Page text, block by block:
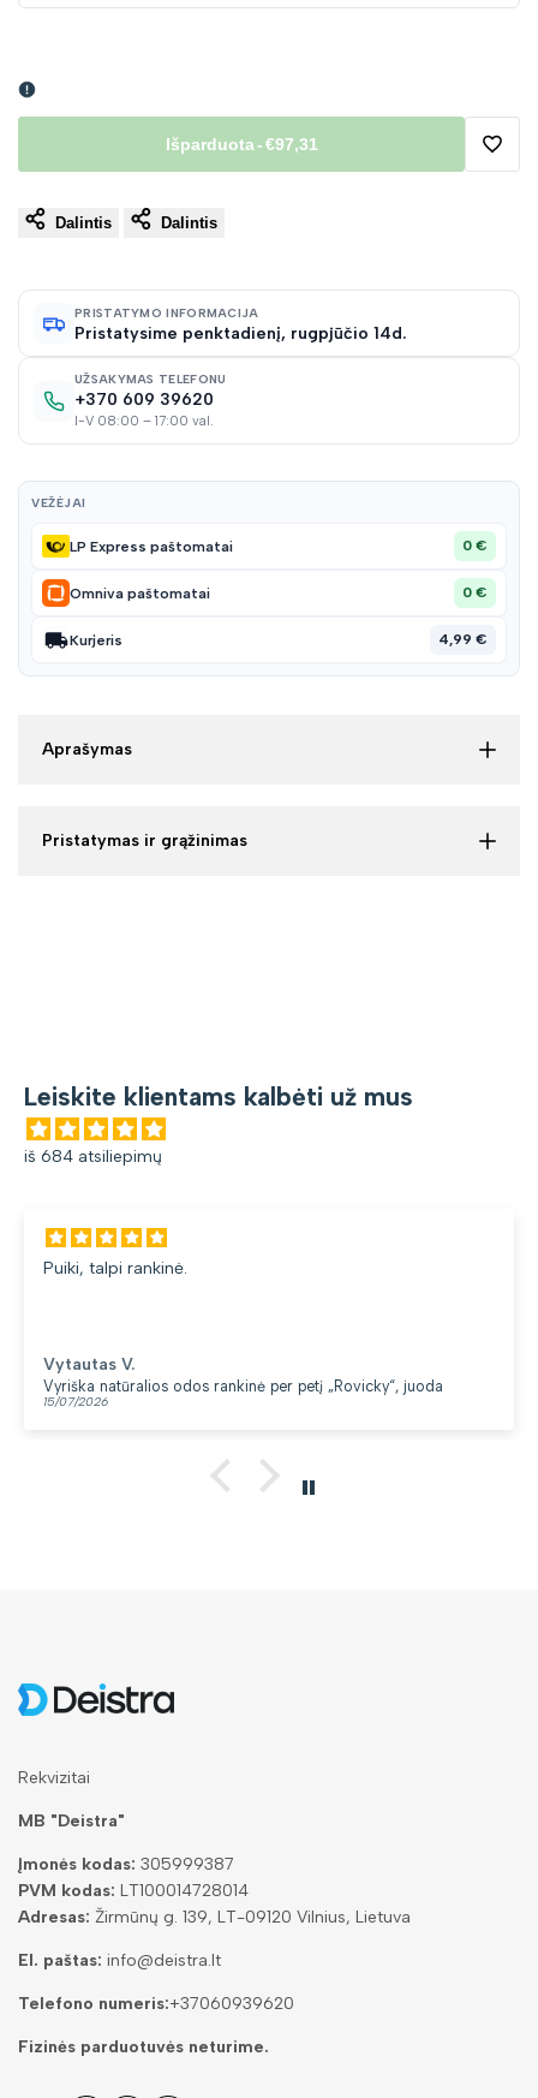
Išparduota-€97,31
Dalintis Dalintis
PRISTATYMO INFORMACIJA
Pristatysime penktadienį, rugpjūčio 14d.
UŽSAKYMAS TELEFONU
+370 609 39620
I-V 08:00 – 17:00 val.
VEŽĖJAI
LP Express paštomatai 0 €
Omniva paštomatai 0 €
Kurjeris 4,99 €
Aprašymas
Pristatymas ir grąžinimas
Leiskite klientams kalbėti už mus
iš 684 atsiliepimų
Puiki, talpi rankinė.
Vytautas V.
Vyriška natūralios odos rankinė per petį „Rovicky“, juoda
15/07/2026
Rekvizitai
MB "Deistra"
Įmonės kodas: 305999387
PVM kodas: LT100014728014
Adresas: Žirmūnų g. 139, LT-09120 Vilnius, Lietuva
El. paštas: info@deistra.lt
Telefono numeris:+37060939620
Fizinės parduotuvės neturime.